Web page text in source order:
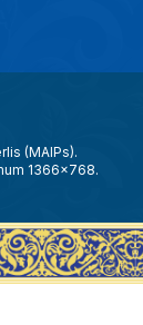
(MAIPs).
1366x768.